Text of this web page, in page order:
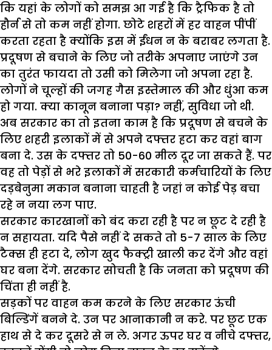
कि यहां के लोगों को समझ आ गई है कि ट्रैफिक है तो
हौर्न से तो कम नहीं होगा. छोटे शहरों में हर वाहन पींपीं
करता रहता है क्योंकि इस में ईंधन न के बराबर लगता है.
प्रदूषण से बचाने के लिए जो तरीके अपनाए जाएंगे उन
का तुरंत फायदा तो उसी को मिलेगा जो अपना रहा है.
लोगों ने चूल्हों की जगह गैस इस्तेमाल की और धुंआ कम
हो गया. क्या कानून बनाना पड़ा? नहीं, सुविधा जो थी.
अब सरकार का तो इतना काम है कि प्रदूषण से बचने के
लिए शहरी इलाकों में से अपने दफ्तर हटा कर वहां बाग
बना दे. उस के दफ्तर तो 50-60 मील दूर जा सकते हैं. पर
वह तो पेड़ों से भरे इलाकों में सरकारी कर्मचारियों के लिए
दड़बेनुमा मकान बनाना चाहती है जहां न कोई पेड़ बचा
रहे न नया लग पाए.
सरकार कारखानों को बंद करा रही है पर न छूट दे रही है
न सहायता. यदि पैसे नहीं दे सकते तो 5-7 साल के लिए
टैक्स ही हटा दे, लोग खुद फैक्ट्री खाली कर देंगे और वहां
घर बना देंगे. सरकार सोचती है कि जनता को प्रदूषण की
चिंता ही नहीं है.
सड़कों पर वाहन कम करने के लिए सरकार ऊंची
बिल्डिंगें बनने दे. उन पर आनाकानी न करे. पर छूट एक
हाथ से दे कर दूसरे से न ले. अगर ऊपर घर व नीचे दफ्तर,